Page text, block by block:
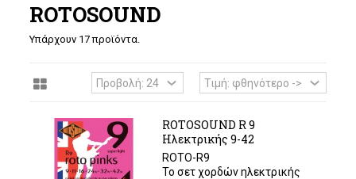
ROTOSOUND
Υπάρχουν 17 προϊόντα.
ROTOSOUND R 9
Ηλεκτρικής 9-42
ROTO-R9
Το σετ χορδών ηλεκτρικής